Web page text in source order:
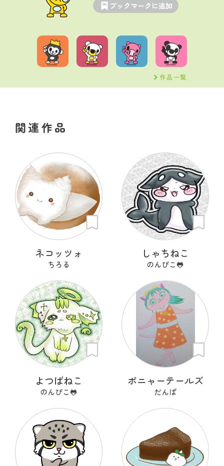
ブックマークに追加
作品一覧
関連作品
ネコッツォ
ちろる
しゃちねこ
のんぴこ🐸
よつばねこ
のんぴこ🐸
ポニャーテールズ
だんぱ